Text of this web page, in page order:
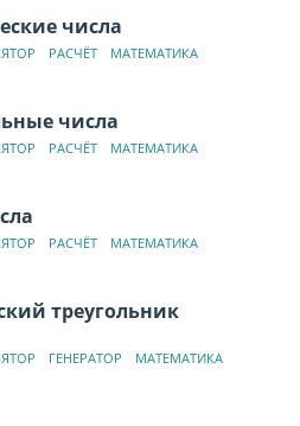
числа
РАСЧЁТ МАТЕМАТИКА
числа
РАСЧЁТ МАТЕМАТИКА
РАСЧЁТ МАТЕМАТИКА
треугольник
ГЕНЕРАТОР
МАТЕМАТИКА